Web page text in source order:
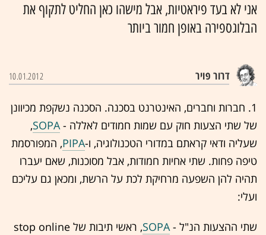
אני לא בעד פיראטיות, אבל מישהו כאן החליט לתקוף את
הבלוגספירה באופן חמור ביותר
דרור פויר 10.01.2012
1. חברות וחברים, האינטרנט בסכנה. הסכנה נשקפת מכיוונן
של שתי הצעות חוק עם שמות חמודים לאללה -SOPA
,
שעליה ודאי קראתם במדורי הטכנולוגיה, ו-PIPA, המפורסמת
טיפה פחות. שתי אחיות חמודות, אבל מסוכנות, שאם יעברו
תהיה להן השפעה מרחיקת לכת על הרשת, ומכאן גם עליכם
ועלי:
שתי ההצעות הנ"ל -SOPA
, ראשי תיבות של stop online